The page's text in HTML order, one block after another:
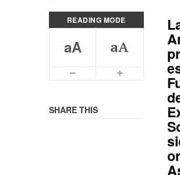
READING MODE
aA aA
Smaller Font
SHARE THIS